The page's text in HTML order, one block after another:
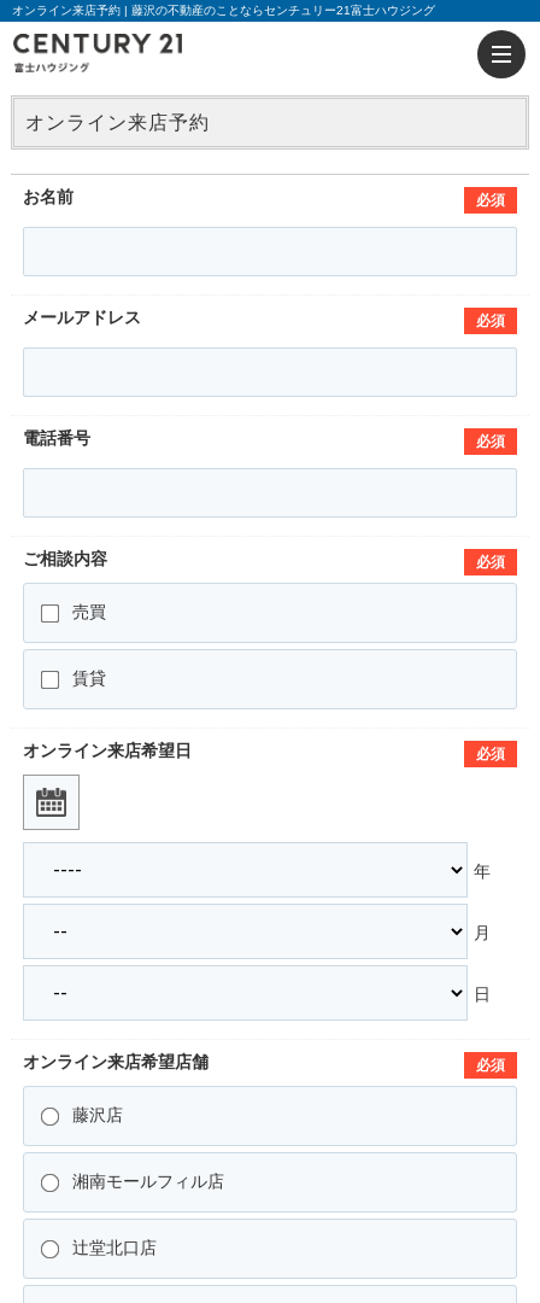
オンライン来店予約 | 藤沢の不動産のことならセンチュリー21富士ハウジング
オンライン来店予約
お名前 必須
メールアドレス 必須
電話番号 必須
ご相談内容 必須
売買
賃貸
オンライン来店希望日 必須
年
月
日
オンライン来店希望店舗 必須
藤沢店
湘南モールフィル店
辻堂北口店